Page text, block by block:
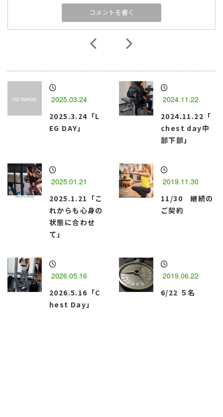
2025.03.24
2025.3.24「L
EG DAY」
2024.11.22
2024.11.22「
chest day中
部下部」
2025.01.21
2025.1.21「こ
れからも心身の
状態に合わせ
て」
2019.11.30
11/30 継続の
ご契約
2026.05.16
2026.5.16「C
hest Day」
2019.06.22
6/22 ５名